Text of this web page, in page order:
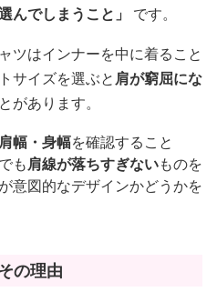
んでしまうこと」
です。
ツはインナーを中に着ること
サイズを選ぶと肩が窮屈にな
があります。
幅・身幅を確認すること
も肩線が落ちすぎないものを
意図的なデザインかどうかを
の理由